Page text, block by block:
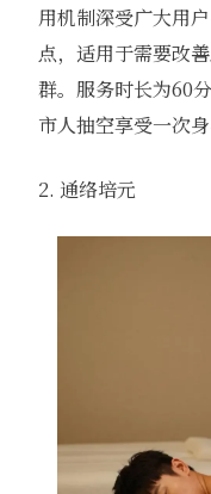
用机制深受广大用
点，适用于需要改
群。服务时长为60
市人抽空享受一次
2. 通络培元